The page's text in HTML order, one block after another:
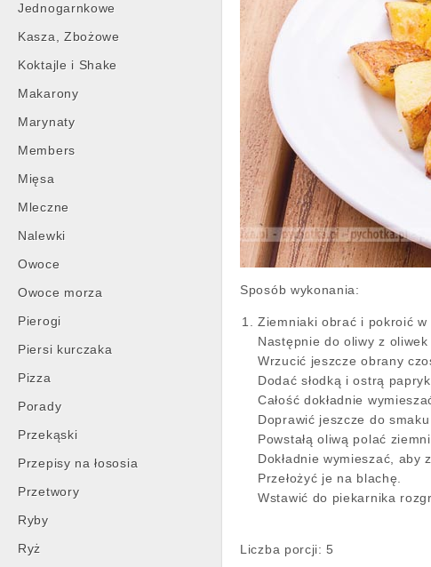
Jednogarnkowe
Kasza, Zbożowe
Koktajle i Shake
Makarony
Marynaty
Members
Mięsa
Mleczne
Nalewki
Owoce
Owoce morza
Pierogi
Piersi kurczaka
Pizza
Porady
Przekąski
Przepisy na łososia
Przetwory
Ryby
Ryż
Sposób wykonania:
Ziemniaki obrać i pokroić w
Następnie do oliwy z
Wrzucić jeszcze obrany
Dodać słodką i ostrą
Całość dokładnie
Doprawić jeszcze do
Powstałą oliwą polać
Dokładnie wymieszać, aby
Przełożyć je na blachę.
Wstawić do piekarnika
Liczba porcji: 5